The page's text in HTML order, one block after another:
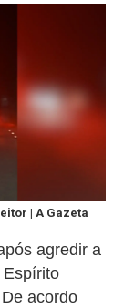
| A Gazeta
agredir a
Espírito
acordo